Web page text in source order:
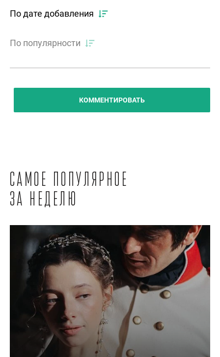
По дате добавления
По популярности
КОММЕНТИРОВАТЬ
Самое популярное
за неделю